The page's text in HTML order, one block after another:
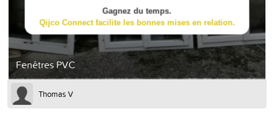
Fenêtres PVC
Thomas V
Gagnez du temps.
Qijco Connect facilite les bonnes mises en relation.